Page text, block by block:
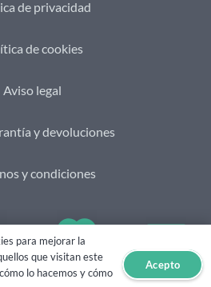
de privacidad
de cookies
Aviso legal
y devoluciones
y condiciones
Web creada poreHidra
para mejorar la
que visitan este
lo hacemos y cómo
Acepto